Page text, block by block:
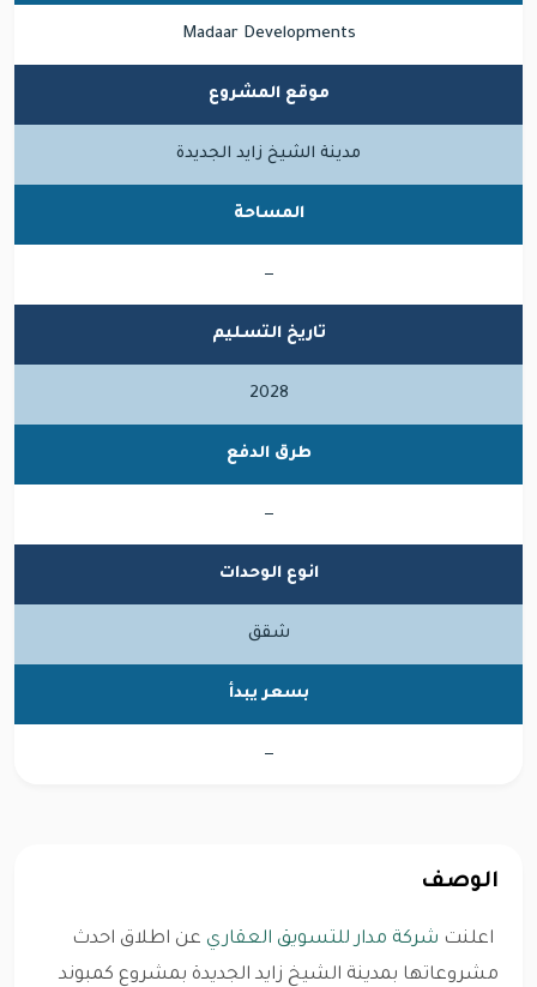
Madaar Developments
موقع المشروع
مدينة الشيخ زايد الجديدة
المساحة
—
تاريخ التسليم
2028
طرق الدفع
—
انوع الوحدات
شقق
بسعر يبدأ
—
الوصف
اعلنت شركة مدار للتسويق العقاري عن اطلاق احدث
مشروعاتها بمدينة الشيخ زايد الجديدة بمشروع كمبوند